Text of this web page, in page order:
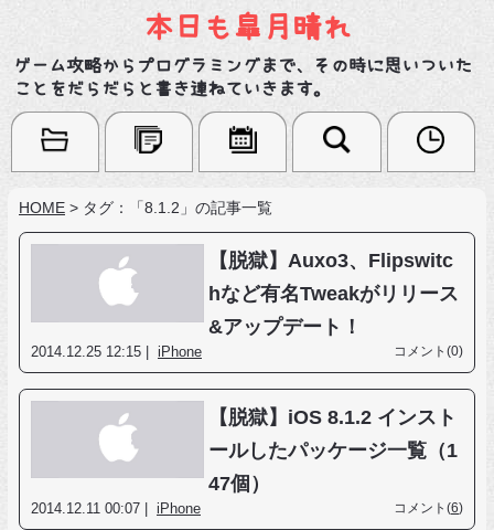
本日も皐月晴れ
ゲーム攻略からプログラミングまで、その時に思いついた
ことをだらだらと書き連ねていきます。
HOME > タグ：「8.1.2」の記事一覧
【脱獄】Auxo3、Flipswitc
hなど有名Tweakがリリース
&アップデート！
2014.12.25 12:15 | iPhone コメント(0)
【脱獄】iOS 8.1.2 インスト
ールしたパッケージ一覧（1
47個）
2014.12.11 00:07 | iPhone コメント(6)